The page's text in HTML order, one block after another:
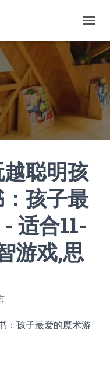
换
航
聪明孩
孩子最
适合11-
游戏,思
：孩子最爱的魔术游